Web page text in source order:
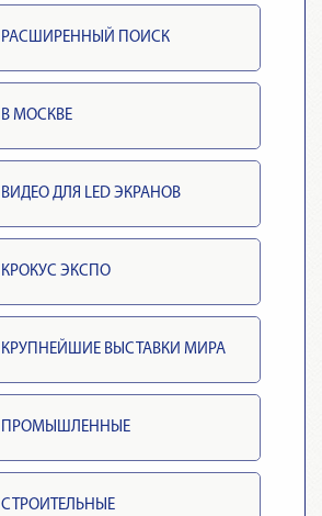
РАСШИРЕННЫЙ ПОИСК
В МОСКВЕ
ВИДЕО ДЛЯ LED ЭКРАНОВ
КРОКУС ЭКСПО
КРУПНЕЙШИЕ ВЫСТАВКИ МИРА
ПРОМЫШЛЕННЫЕ
СТРОИТЕЛЬНЫЕ